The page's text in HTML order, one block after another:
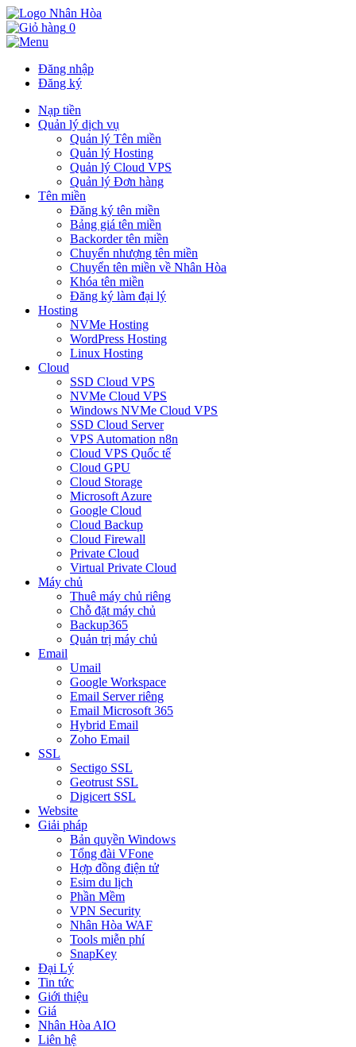
0
Đăng nhập
Đăng ký
Nạp tiền
Quản lý dịch vụ
Quản lý Tên miền
Quản lý Hosting
Quản lý Cloud VPS
Quản lý Đơn hàng
Tên miền
Đăng ký tên miền
Bảng giá tên miền
Backorder tên miền
Chuyển nhượng tên miền
Chuyển tên miền về Nhân Hòa
Khóa tên miền
Đăng ký làm đại lý
Hosting
NVMe Hosting
WordPress Hosting
Linux Hosting
Cloud
SSD Cloud VPS
NVMe Cloud VPS
Windows NVMe Cloud VPS
SSD Cloud Server
VPS Automation n8n
Cloud VPS Quốc tế
Cloud GPU
Cloud Storage
Microsoft Azure
Google Cloud
Cloud Backup
Cloud Firewall
Private Cloud
Virtual Private Cloud
Máy chủ
Thuê máy chủ riêng
Chỗ đặt máy chủ
Backup365
Quản trị máy chủ
Email
Umail
Google Workspace
Email Server riêng
Email Microsoft 365
Hybrid Email
Zoho Email
SSL
Sectigo SSL
Geotrust SSL
Digicert SSL
Website
Giải pháp
Bản quyền Windows
Tổng đài VFone
Hợp đồng điện tử
Esim du lịch
Phần Mềm
VPN Security
Nhân Hòa WAF
Tools miễn phí
SnapKey
Đại Lý
Tin tức
Giới thiệu
Giá
Nhân Hòa AIO
Liên hệ